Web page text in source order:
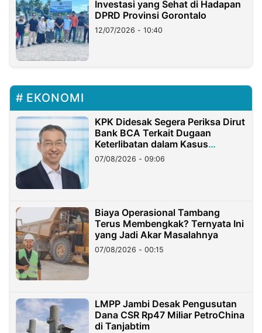
Investasi yang Sehat di Hadapan
DPRD Provinsi Gorontalo
12/07/2026 - 10:40
EKONOMI
KPK Didesak Segera Periksa Dirut
Bank BCA Terkait Dugaan
Keterlibatan dalam Kasus
Hilangnya Dana Nasabah Rp2,58
Miliar
07/08/2026 - 09:06
Biaya Operasional Tambang
Terus Membengkak? Ternyata Ini
yang Jadi Akar Masalahnya
07/08/2026 - 00:15
LMPP Jambi Desak Pengusutan
Dana CSR Rp47 Miliar PetroChina
di Tanjabtim